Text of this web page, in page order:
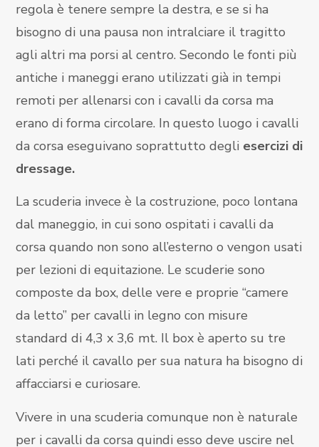
regola è tenere sempre la destra, e se si ha
bisogno di una pausa non intralciare il tragitto
agli altri ma porsi al centro. Secondo le fonti più
antiche i maneggi erano utilizzati già in tempi
remoti per allenarsi con i cavalli da corsa ma
erano di forma circolare. In questo luogo i cavalli
da corsa eseguivano soprattutto degli esercizi di
dressage.
La scuderia invece è la costruzione, poco lontana
dal maneggio, in cui sono ospitati i cavalli da
corsa quando non sono all’esterno o vengon usati
per lezioni di equitazione. Le scuderie sono
composte da box, delle vere e proprie “camere
da letto” per cavalli in legno con misure
standard di 4,3 x 3,6 mt. Il box è aperto su tre
lati perché il cavallo per sua natura ha bisogno di
affacciarsi e curiosare.
Vivere in una scuderia comunque non è naturale
per i cavalli da corsa quindi esso deve uscire nel